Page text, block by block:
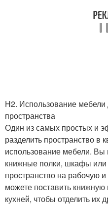
H2. Использование мебели
пространства
Один из самых простых и
разделить пространство в
использование мебели. Вы
книжные полки, шкафы или
пространство на рабочую
можете поставить
кухней, чтобы отделить их